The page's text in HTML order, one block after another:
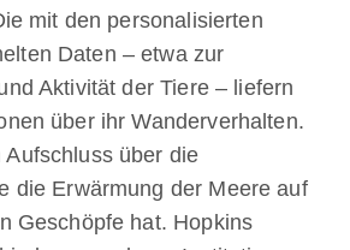
mit den personalisierten
Daten – etwa zur
Aktivität der Tiere – liefern
über ihr Wanderverhalten.
über die
die Erwärmung der Meere auf
Geschöpfe hat. Hopkins